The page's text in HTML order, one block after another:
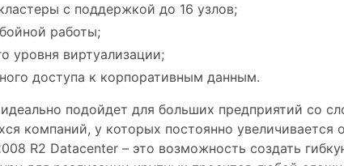
с поддержкой до 16 узлов;
работы;
уровня виртуализации;
доступа к корпоративным данным.
подойдет для больших предприятий со
компаний, у которых постоянно увеличивается
R2 Datacenter – это возможность создать